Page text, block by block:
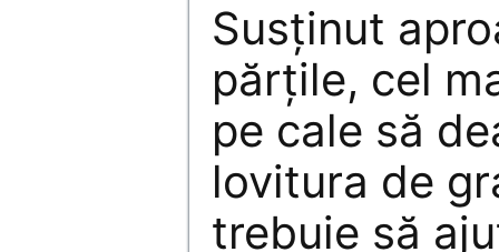
Susţinut
părţile, cel
pe cale să
lovitura de
trebuie să